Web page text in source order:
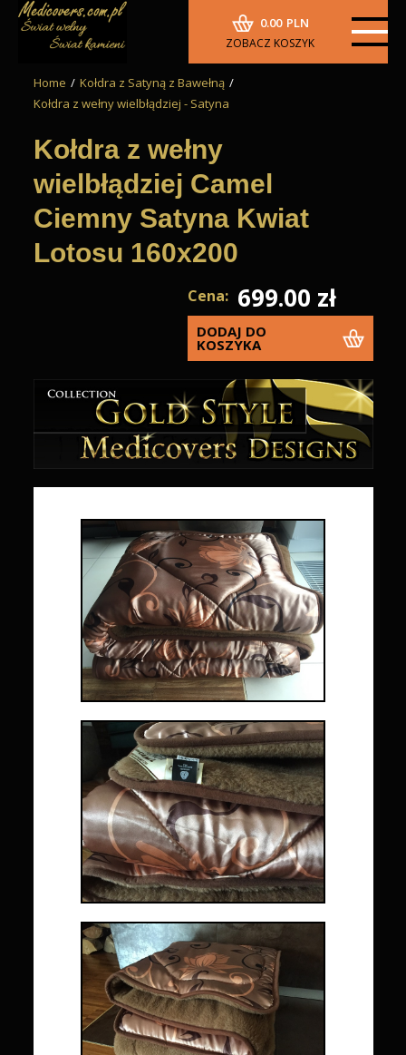
0.00 PLN
ZOBACZ KOSZYK
Home / Kołdra z Satyną z Bawełną /
Kołdra z wełny wielbłądziej - Satyna
Kołdra z wełny
wielbłądziej Camel
Ciemny Satyna Kwiat
Lotosu 160x200
Cena: 699.00 zł
DODAJ DO
KOSZYKA